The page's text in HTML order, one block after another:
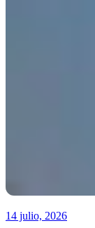
14 julio, 2026